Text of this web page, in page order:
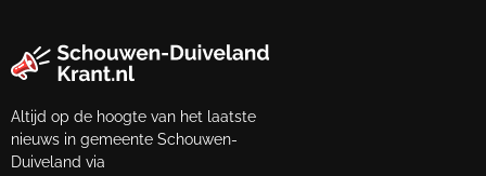
Altijd op de hoogte van het laatste
nieuws in gemeente Schouwen-
Duiveland via